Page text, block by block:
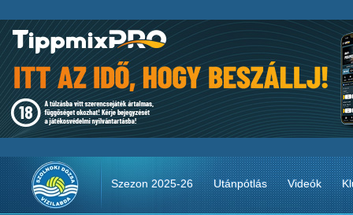
Szezon 2025-26 Utánpótlás Videók